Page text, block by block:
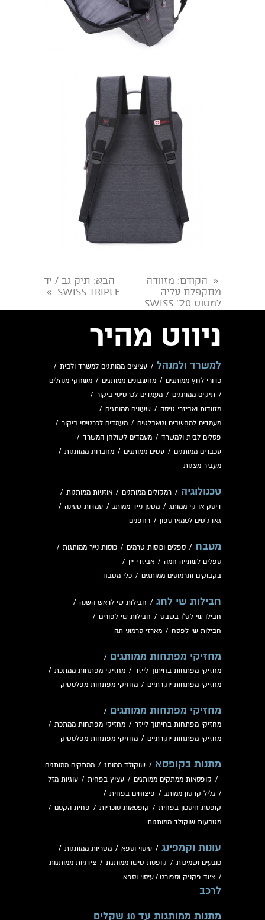
« הקודם: מזוודה
מתקפלת עליה
למטוס 20'' SWISS
הבא: תיק גב / יד
SWISS TRIPLE
»
ניווט מהיר
למשרד ולמנהל / עציצים ממותגים למשרד ולבית /
כדורי לחץ ממותגים / מחשבונים ממותגים / משחקי מנהלים
/ תיקים ממותגים / מעמדים לכרטיסי ביקור /
מזוודות ואביזרי טיסה / שעונים ממותגים /
מעמדים למחשבים וטאבלטים / מעמדים לכרטיסי ביקור /
פסלים לבית ולמשרד / מעמדים לשולחן המשרד /
עכברים ממותגים / עטים ממותגים / מחברות ממותגות /
מעביר מצגות
טכנולוגיה / רמקולים ממותגים / אוזניות ממותגות /
דיסק או קי ממותג / מטען נייד ממותג / עמדות טעינה /
גאדג'טים לסמארטפון / רחפנים
מטבח / ספלים וכוסות טרמים / כוסות נייר ממותגות /
ספלים לשתייה חמה / אביזרי יין /
בקבוקים ותרמוסים ממותגים / כלי מטבח
חבילות שי לחג / חבילות שי לראש השנה /
חבילו שי לט"ו בשבט / חבילות שי לפורים /
חבילות שי לפסח / מארזי סרמוני תה
מחזיקי מפתחות ממותגים /
מחזיקי מפתחות בחיתוך לייזר / מחזיקי מפתחות ממתכת /
מחזיקי מפתחות יוקרתיים / מחזיקי מפתחות מפלסטיק
מחזיקי מפתחות ממותגים /
מחזיקי מפתחות בחיתוך לייזר / מחזיקי מפתחות ממתכת /
מחזיקי מפתחות יוקרתיים / מחזיקי מפתחות מפלסטיק
מתנות בקופסא / שוקולד ממותג / ממתקים ממותגים
/ קופסאות ממתקים ממותגים / עציץ בפחית / עוגיות מזל
/ גליל קרטון ממותג / פיצוחים בפחית /
קופסת חיסכון בפחית / קופסאות סוכריות / פחית הקסם /
מטבעות שוקולד ממותגות
עונות וקמפינג / עיסוי וספא / מטריות ממותגות /
כובעים ושמיכות / קופסת טישו ממותגת / צידניות ממותגות
/ ציוד פקניק וספורט / עיסוי וספא
לרכב
מתנות ממותגות עד 10 שקלים